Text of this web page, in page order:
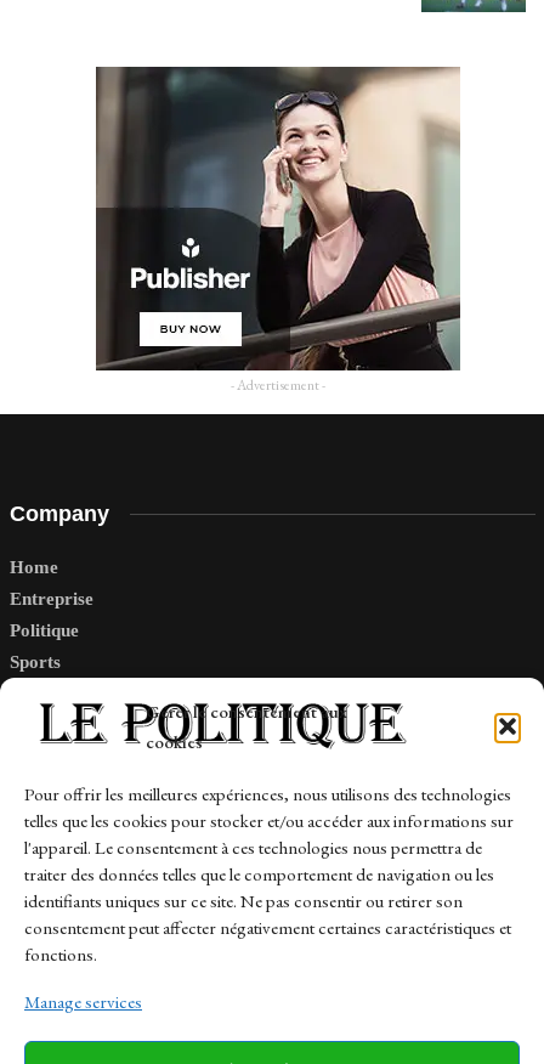
Gérer le consentement aux
cookies
Pour offrir les meilleures expériences, nous utilisons des technologies
telles que les cookies pour stocker et/ou accéder aux informations sur
l'appareil. Le consentement à ces technologies nous permettra de
traiter des données telles que le comportement de navigation ou les
identifiants uniques sur ce site. Ne pas consentir ou retirer son
consentement peut affecter négativement certaines caractéristiques et
fonctions.
Manage services
- Advertisement -
Company
Home
Entreprise
Politique
Sports
Links
Contact
Sitemap
News Finance-Marches Politics